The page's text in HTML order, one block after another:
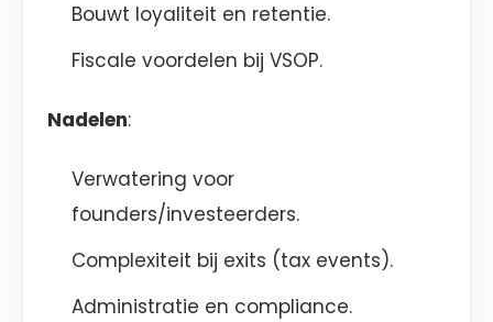
Bouwt loyaliteit en retentie.
Fiscale voordelen bij VSOP.
Nadelen:
Verwatering voor
founders/investeerders.
Complexiteit bij exits (tax events).
Administratie en compliance.